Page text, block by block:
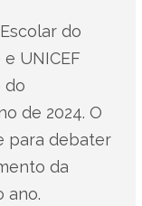
do
UNICEF
do
de 2024. O
para debater
da
ano.